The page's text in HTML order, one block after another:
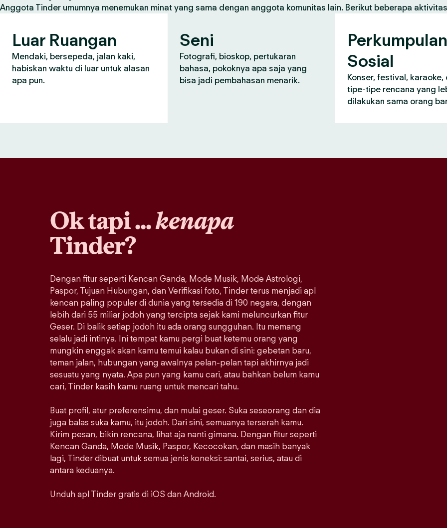
Anggota Tinder umumnya menemukan minat yang sama dengan anggota komunitas lain. Berikut beberapa
Luar Ruangan
Mendaki, bersepeda, jalan kaki,
habiskan waktu di luar untuk alasan
apa pun.
Seni
Fotografi, bioskop, pertukaran
bahasa, pokoknya apa saja yang
bisa jadi pembahasan menarik.
Perkumpulan
Sosial
Konser, festival,
tipe-tipe rencana yang
dilakukan sama orang
Ok tapi ...kenapa
Tinder?
Dengan fitur seperti Kencan Ganda, Mode Musik, Mode Astrologi,
Paspor, Tujuan Hubungan, dan Verifikasi foto, Tinder terus menjadi apl
kencan paling populer di dunia yang tersedia di 190 negara, dengan
lebih dari 55 miliar jodoh yang tercipta sejak kami meluncurkan fitur
Geser. Di balik setiap jodoh itu ada orang sungguhan. Itu memang
selalu jadi intinya. Ini tempat kamu pergi buat ketemu orang yang
mungkin enggak akan kamu temui kalau bukan di sini: gebetan baru,
teman jalan, hubungan yang awalnya pelan-pelan tapi akhirnya jadi
sesuatu yang nyata. Apa pun yang kamu cari, atau bahkan belum kamu
cari, Tinder kasih kamu ruang untuk mencari tahu.
Buat profil, atur preferensimu, dan mulai geser. Suka seseorang dan dia
juga balas suka kamu, itu jodoh. Dari sini, semuanya terserah kamu.
Kirim pesan, bikin rencana, lihat aja nanti gimana. Dengan fitur seperti
Kencan Ganda, Mode Musik, Paspor, Kecocokan, dan masih banyak
lagi, Tinder dibuat untuk semua jenis koneksi: santai, serius, atau di
antara keduanya.
Unduh apl Tinder gratis di iOS dan Android.